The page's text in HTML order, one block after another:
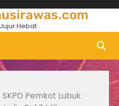
Hebat
Pemkot Lubuk